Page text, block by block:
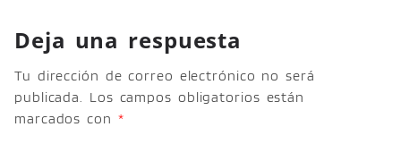
Deja una respuesta
Tu dirección de correo electrónico no será
publicada. Los campos obligatorios están
marcados con *